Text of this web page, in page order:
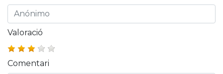
Valoració
Comentari